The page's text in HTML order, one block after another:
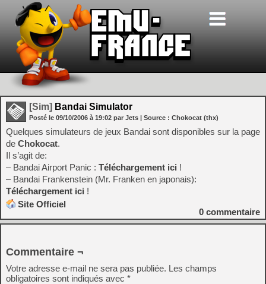
[Sim] Bandai Simulator
Posté le 09/10/2006 à 19:02 par Jets | Source : Chokocat (thx)
Quelques simulateurs de jeux Bandai sont disponibles sur la page
de Chokocat.
Il s’agit de:
– Bandai Airport Panic : Téléchargement ici !
– Bandai Frankenstein (Mr. Franken en japonais):
Téléchargement ici !
Site Officiel
0 commentaire
Commentaire ¬
Votre adresse e-mail ne sera pas publiée. Les champs
obligatoires sont indiqués avec *